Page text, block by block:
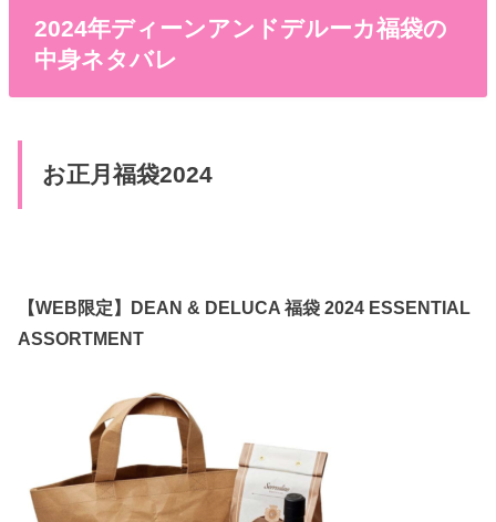
2024年ディーンアンドデルーカ福袋の
中身ネタバレ
お正月福袋2024
【WEB限定】DEAN & DELUCA 福袋 2024 ESSENTIAL
ASSORTMENT